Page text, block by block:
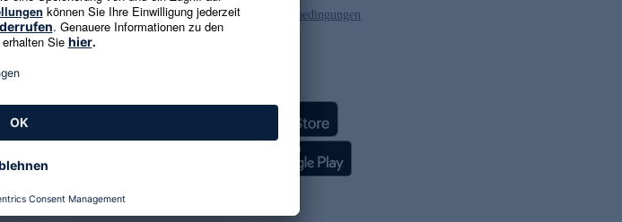
Es gelten die Datenschutzrichtlinienund die Gutscheinbedingungen
Kundenbewertung